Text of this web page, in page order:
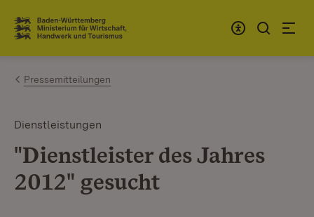
Zum Inhalt springen
Link zur Startseite
Pressemitteilungen
Dienstleistungen
"Dienstleister des Jahres
2012" gesucht